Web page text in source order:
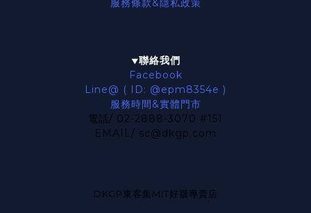
服務條款&隱私政策
▼聯絡我們
Facebook
Line@ ( ID: @epm8354e )
服務時間&實體門市
電話/ 02-2888-3070 #151
EMAIL/ sc@dkgp.com
DKGP東客集MIT好襪專賣店